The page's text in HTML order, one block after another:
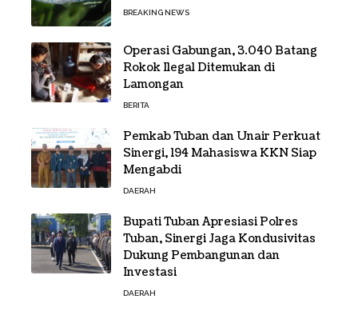
BREAKING NEWS
Operasi Gabungan, 3.040 Batang
Rokok Ilegal Ditemukan di
Lamongan
BERITA
Pemkab Tuban dan Unair Perkuat
Sinergi, 194 Mahasiswa KKN Siap
Mengabdi
DAERAH
Bupati Tuban Apresiasi Polres
Tuban, Sinergi Jaga Kondusivitas
Dukung Pembangunan dan
Investasi
DAERAH